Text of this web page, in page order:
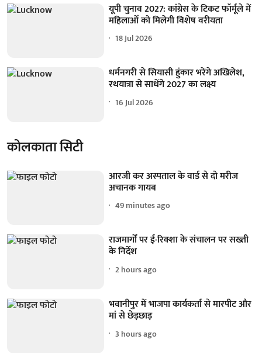
यूपी चुनाव 2027: कांग्रेस के टिकट फॉर्मूले में
महिलाओं को मिलेगी विशेष वरीयता
18 Jul 2026
धर्मनगरी से सियासी हुंकार भरेंगे अखिलेश,
रथयात्रा से साधेंगे 2027 का लक्ष्य
16 Jul 2026
कोलकाता सिटी
आरजी कर अस्पताल के वार्ड से दो मरीज
अचानक गायब
49 minutes ago
राजमार्गों पर ई-रिक्शा के संचालन पर सख्ती
के निर्देश
2 hours ago
भवानीपुर में भाजपा कार्यकर्ता से मारपीट और
मां से छेड़छाड़
3 hours ago